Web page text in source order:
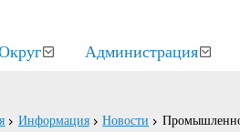
Администрация
Информация Новости